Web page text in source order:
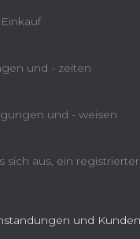
und - zeiten
und - weisen
sich aus, ein
und